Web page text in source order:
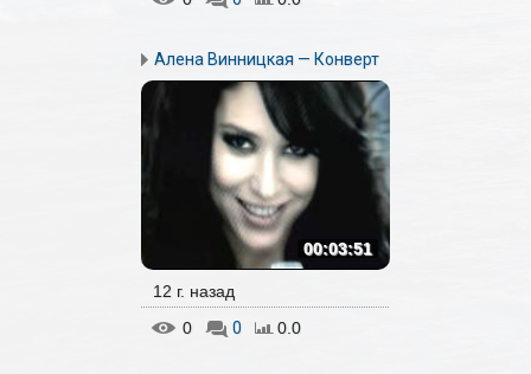
Алена Винницкая — Конверт
00:03:51
12 г. назад
0
0 0.0